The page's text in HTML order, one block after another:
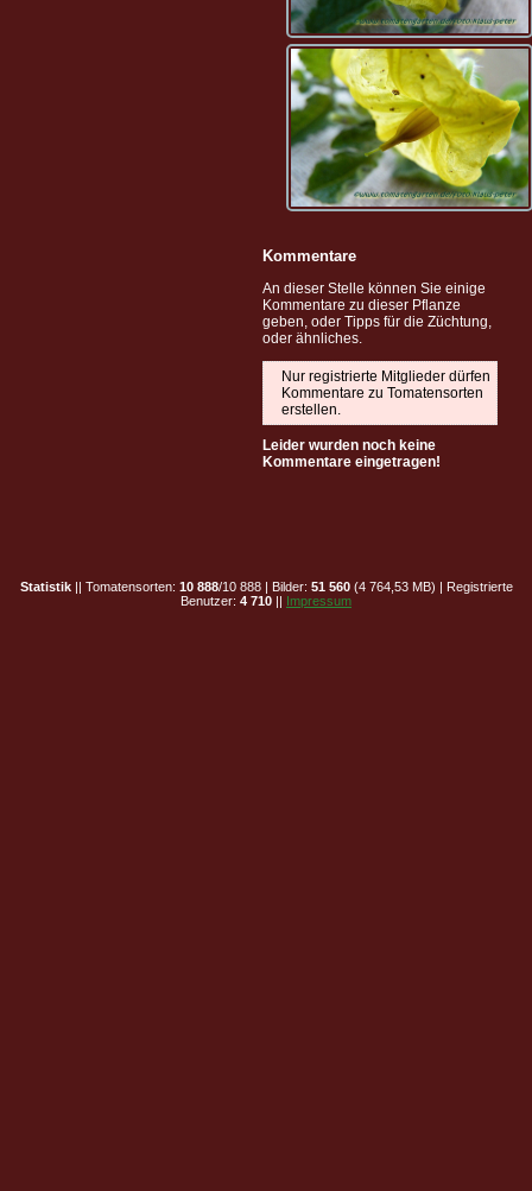
Kommentare
An dieser Stelle können Sie einige
Kommentare zu dieser Pflanze
geben, oder Tipps für die Züchtung,
oder ähnliches.
Nur registrierte Mitglieder dürfen
Kommentare zu Tomatensorten
erstellen.
Leider wurden noch keine
Kommentare eingetragen!
Statistik|| Tomatensorten: 10 888/10 888 | Bilder: 51 560(4 764,53 MB) | Registrierte
Benutzer: 4 710 || Impressum